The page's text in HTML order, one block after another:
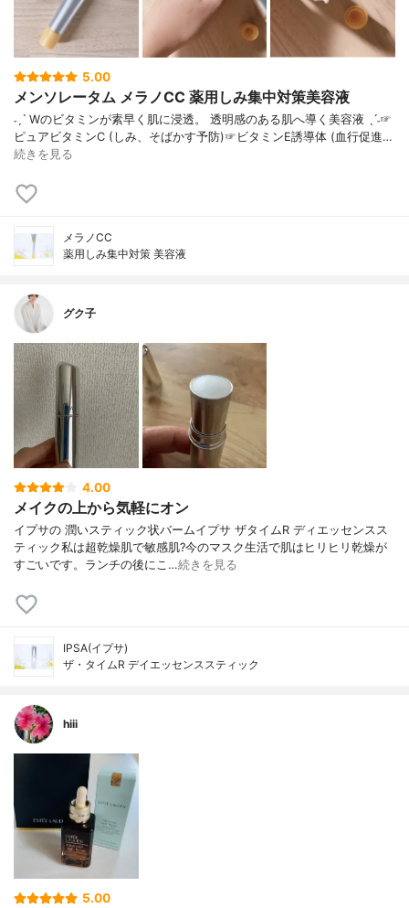
5.00
メンソレータム メラノCC 薬用しみ集中対策美容液
˗ˏˋ Wのビタミンが素早く肌に浸透。 透明感のある肌へ導く美容液 ˎˊ˗☞
ピュアビタミンC (しみ、そばかす予防)☞ビタミンE誘導体 (血行促進…
続きを見る
メラノCC
薬用しみ集中対策 美容液
グク子
4.00
メイクの上から気軽にオン
イプサの 潤いスティック状バームイプサ ザタイムR ディエッセンスス
ティック私は超乾燥肌で敏感肌?今のマスク生活で肌はヒリヒリ乾燥が
すごいです。ランチの後にこ…続きを見る
IPSA(イプサ)
ザ・タイムR デイエッセンススティック
hiii
5.00